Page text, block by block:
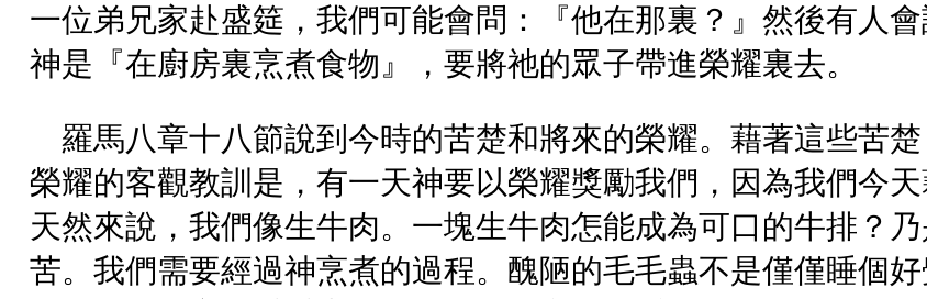
一位弟兄家赴盛筵，我們可能會問：『他在那裏？』然後有人
神是『在廚房裏烹煮食物』，要將祂的眾子帶進榮耀裏去。
羅馬八章十八節說到今時的苦楚和將來的榮耀。藉著這些苦
榮耀的客觀教訓是，有一天神要以榮耀獎勵我們，因為我們今
天然來說，我們像生牛肉。一塊生牛肉怎能成為可口的牛排？
苦。我們需要經過神烹煮的過程。醜陋的毛毛蟲不是僅僅睡個